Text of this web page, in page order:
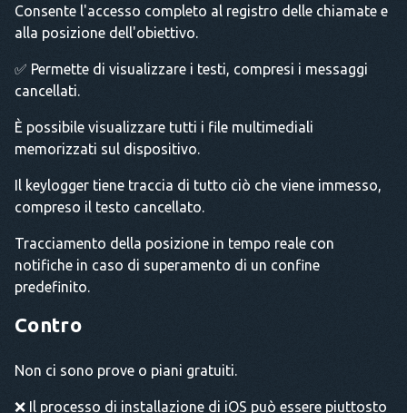
Consente l'accesso completo al registro delle chiamate e
alla posizione dell'obiettivo.
✅ Permette di visualizzare i testi, compresi i messaggi
cancellati.
È possibile visualizzare tutti i file multimediali
memorizzati sul dispositivo.
Il keylogger tiene traccia di tutto ciò che viene immesso,
compreso il testo cancellato.
Tracciamento della posizione in tempo reale con
notifiche in caso di superamento di un confine
predefinito.
Contro
Non ci sono prove o piani gratuiti.
❌ Il processo di installazione di iOS può essere piuttosto